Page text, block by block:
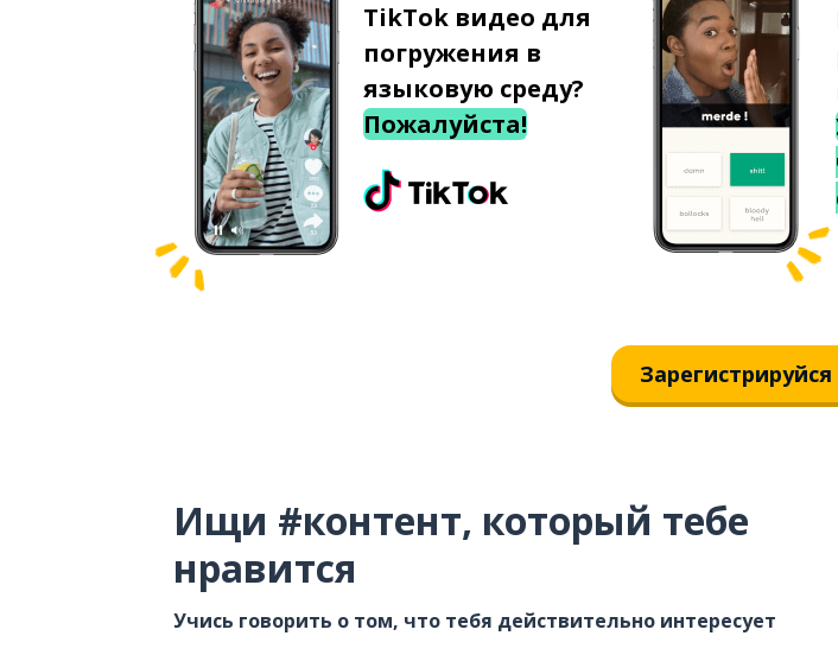
TikTok видео для
погружения в
языковую среду?
Пожалуйста!
Ищи #контент, который тебе
нравится
Учись говорить о том, что тебя действительно интересует